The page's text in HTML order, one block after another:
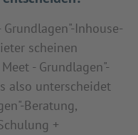
Inhouse-
scheinen
- Grundlagen"-
also unterscheidet
Beratung,
+